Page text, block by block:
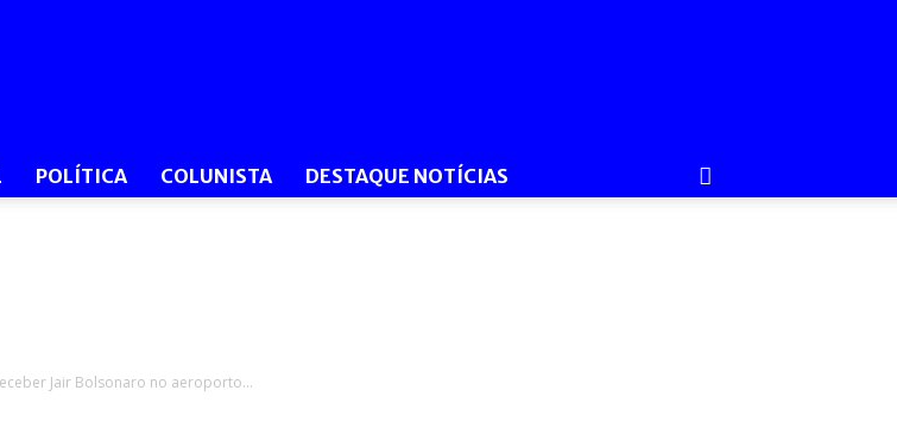
POLÍTICA COLUNISTA DESTAQUE NOTÍCIAS
Jair Bolsonaro no aeroporto...